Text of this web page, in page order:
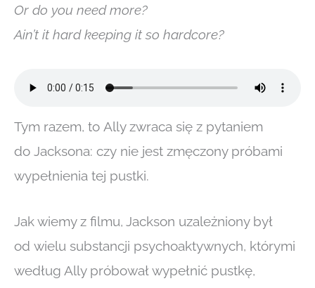
Or do you need more?
Ain’t it hard keeping it so hardcore?
Tym razem, to Ally zwraca się z pytaniem
do Jacksona: czy nie jest zmęczony próbami
wypełnienia tej pustki.
Jak wiemy z filmu, Jackson uzależniony był
od wielu substancji psychoaktywnych, którymi
według Ally próbował wypełnić pustkę,